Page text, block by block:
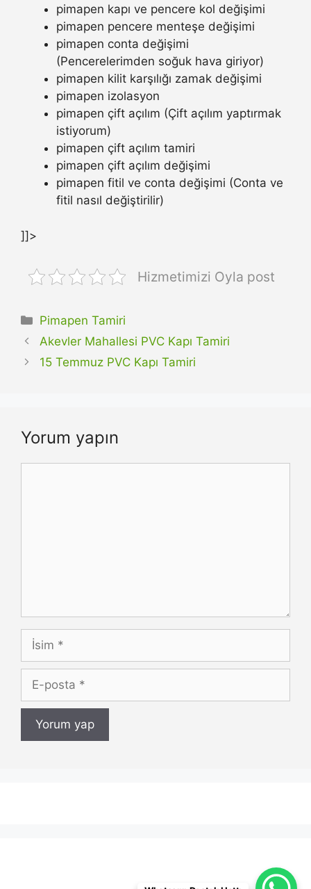
pimapen kapı ve pencere kol değişimi
pimapen pencere menteşe değişimi
pimapen conta değişimi
(Pencerelerimden soğuk hava giriyor)
pimapen kilit karşılığı zamak değişimi
pimapen izolasyon
pimapen çift açılım (Çift açılım yaptırmak
istiyorum)
pimapen çift açılım tamiri
pimapen çift açılım değişimi
pimapen fitil ve conta değişimi (Conta ve
fitil nasıl değiştirilir)
]]>
Hizmetimizi Oyla post
Kategoriler
Pimapen Tamiri
Akevler Mahallesi PVC Kapı Tamiri
15 Temmuz PVC Kapı Tamiri
Yorum yapın
İsim
posta